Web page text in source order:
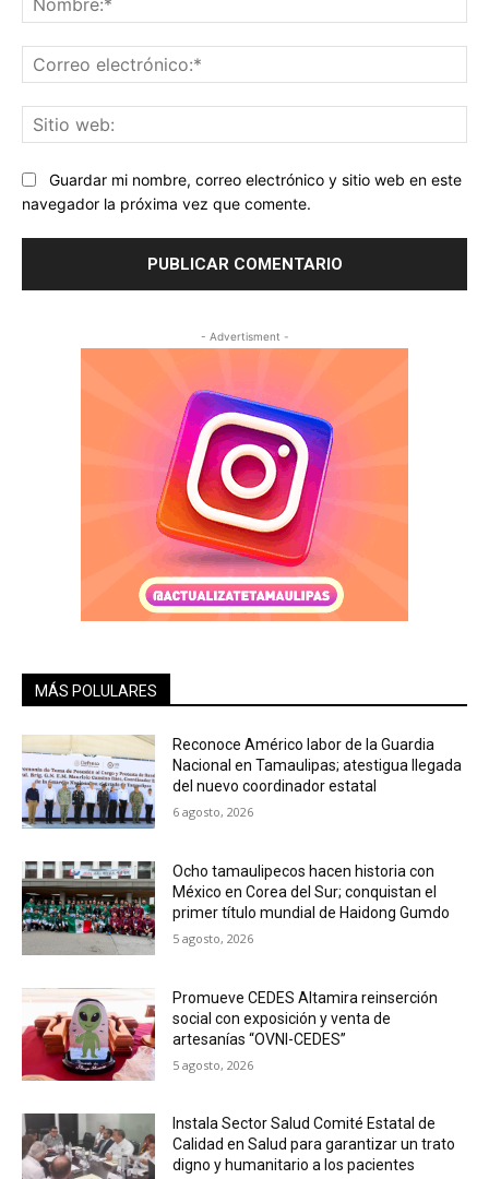
Guardar mi nombre, correo electrónico y sitio web en este
navegador la próxima vez que comente.
- Advertisment -
MÁS POLULARES
Reconoce Américo labor de la Guardia
Nacional en Tamaulipas; atestigua llegada
del nuevo coordinador estatal
6 agosto, 2026
Ocho tamaulipecos hacen historia con
México en Corea del Sur; conquistan el
primer título mundial de Haidong Gumdo
5 agosto, 2026
Promueve CEDES Altamira reinserción
social con exposición y venta de
artesanías “OVNI-CEDES”
5 agosto, 2026
Instala Sector Salud Comité Estatal de
Calidad en Salud para garantizar un trato
digno y humanitario a los pacientes